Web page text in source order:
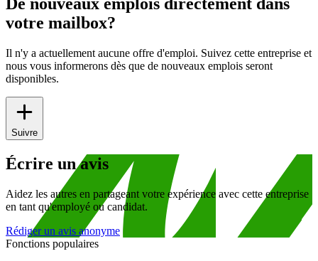
De nouveaux emplois directement dans
votre mailbox?
Il n'y a actuellement aucune offre d'emploi. Suivez cette entreprise et
nous vous informerons dès que de nouveaux emplois seront
disponibles.
Suivre
Écrire un avis
Aidez les autres en partageant votre expérience avec cette entreprise
en tant qu'employé ou candidat.
Rédiger un avis anonyme
Fonctions populaires